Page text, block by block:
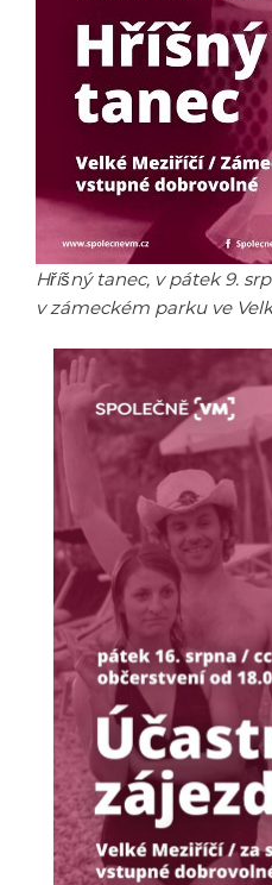
Hříšný tanec, v pátek 9.
v zámeckém parku ve